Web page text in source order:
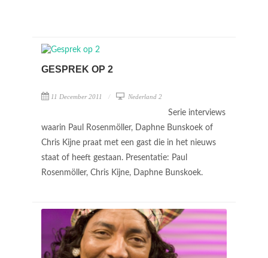
GESPREK OP 2
11 December 2011 Nederland 2
Serie interviews
waarin Paul Rosenmöller, Daphne Bunskoek of
Chris Kijne praat met een gast die in het nieuws
staat of heeft gestaan. Presentatie: Paul
Rosenmöller, Chris Kijne, Daphne Bunskoek.